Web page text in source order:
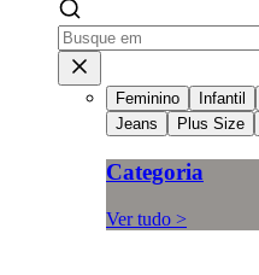
Feminino Infantil
Jeans
Plus Size
Categoria
Ver tudo >